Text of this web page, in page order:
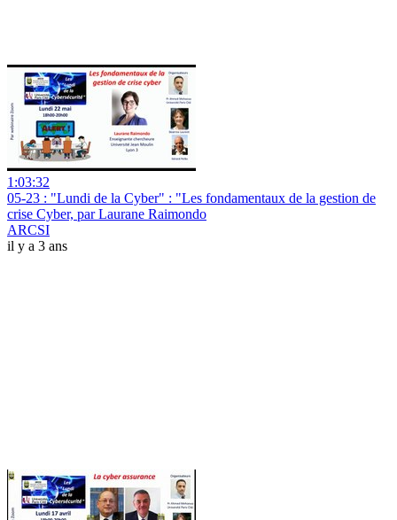
1:03:32
05-23 : "Lundi de la Cyber" : "Les fondamentaux de la gestion de
crise Cyber, par Laurane Raimondo
ARCSI
il y a 3 ans